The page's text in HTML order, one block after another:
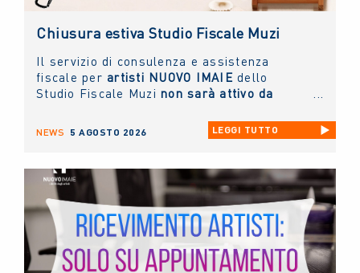
Chiusura estiva Studio Fiscale Muzi
Il servizio di consulenza e assistenza
fiscale per artisti NUOVO IMAIE dello
Studio Fiscale Muzi non sarà attivo da
NEWS 5 AGOSTO 2026 LEGGI TUTTO